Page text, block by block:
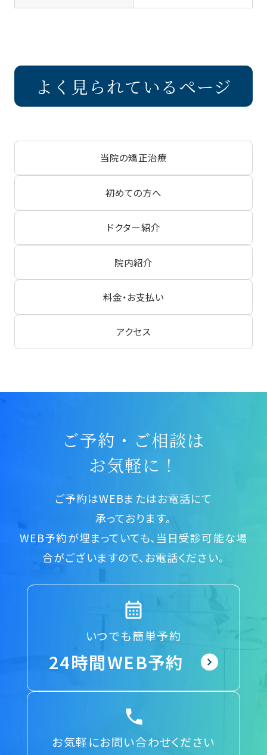
よく見られているページ
当院の矯正治療
初めての方へ
ドクター紹介
院内紹介
料金・お支払い
アクセス
ご予約・ご相談は
お気軽に！
ご予約はWEBまたはお電話にて
承っております。
WEB予約が埋まっていても、当日受診可能な場
合がございますので、お電話ください。
いつでも簡単予約
24時間WEB予約
お気軽にお問い合わせください